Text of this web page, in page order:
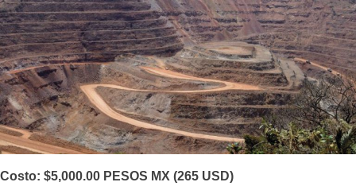
Costo: $5,000.00 PESOS MX (265 USD)